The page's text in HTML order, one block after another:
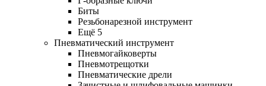
Биты
Резьбонарезной инструмент
Ещё 5
Пневматический инструмент
Пневмогайковерты
Пневмотрещотки
Пневматические дрели